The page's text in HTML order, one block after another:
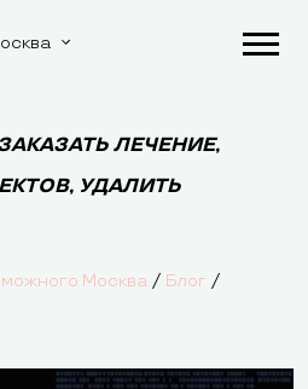
ЛЕЧЕНИЕ,
УДАЛИТЬ
Москва / Блог /